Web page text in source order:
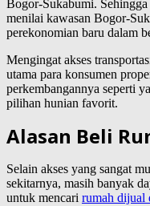
Bogor-Sukabumi.
menilai kawasan Bogor-
perekonomian baru dalam
Mengingat akses
utama para konsumen
perkembangannya seperti
pilihan hunian favorit.
Alasan Beli
Selain akses yang sangat
sekitarnya, masih banyak
untuk mencari rumah dijual